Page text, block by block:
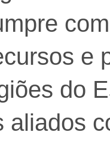
e
do
aliados